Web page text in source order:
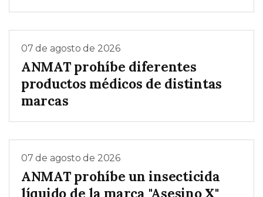
07 de agosto de 2026
ANMAT prohíbe diferentes
productos médicos de distintas
marcas
07 de agosto de 2026
ANMAT prohíbe un insecticida
líquido de la marca "Asesino X"